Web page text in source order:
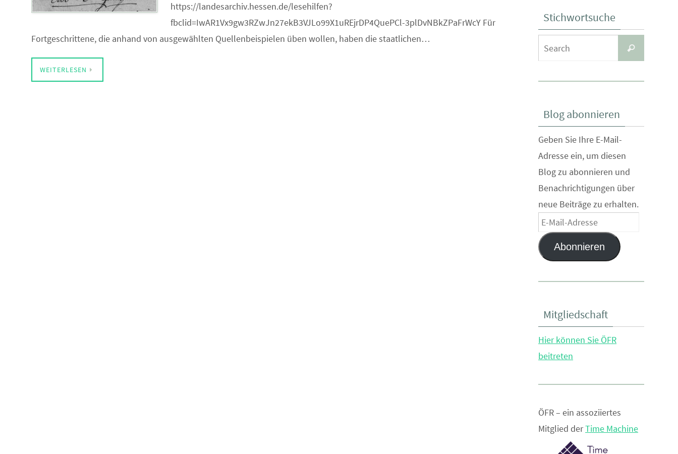
https://landesarchiv.hessen.de/lesehilfen?
fbclid=IwAR1Vx9gw3RZwJn27ekB3VJLo99X1uREjrDP4QuePCl-3plDvNBkZPaFrWcY Für
Fortgeschrittene, die anhand von ausgewählten Quellenbeispielen üben wollen, haben die staatlichen…
WEITERLESEN
Stichwortsuche
for:
Search
Blog abonnieren
Geben Sie Ihre E-Mail-
Adresse ein, um diesen
Blog zu abonnieren und
Benachrichtigungen über
neue Beiträge zu erhalten.
E-
Mail-
AdresseAbonnieren
Mitgliedschaft
Hier können Sie ÖFR
beitreten
ÖFR – ein assoziiertes
Mitglied derTime Machine